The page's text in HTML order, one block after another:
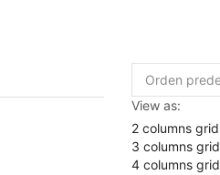
View as:
2 columns grid
3 columns grid
4 columns grid